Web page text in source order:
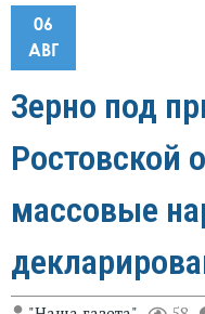
06
АВГ
Зерно под
Ростовской
массовые